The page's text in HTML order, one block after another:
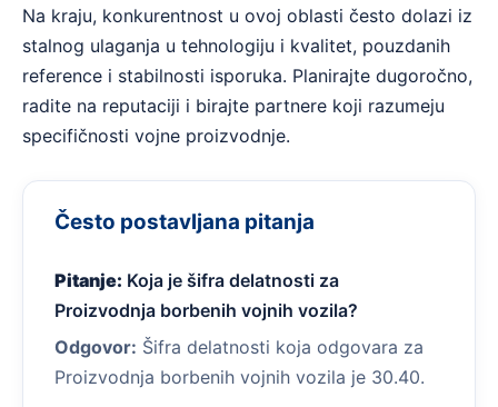
Na kraju, konkurentnost u ovoj oblasti često dolazi iz
stalnog ulaganja u tehnologiju i kvalitet, pouzdanih
reference i stabilnosti isporuka. Planirajte dugoročno,
radite na reputaciji i birajte partnere koji razumeju
specifičnosti vojne proizvodnje.
Često postavljana pitanja
Pitanje: Koja je šifra delatnosti za
Proizvodnja borbenih vojnih vozila?
Odgovor: Šifra delatnosti koja odgovara za
Proizvodnja borbenih vojnih vozila je 30.40.